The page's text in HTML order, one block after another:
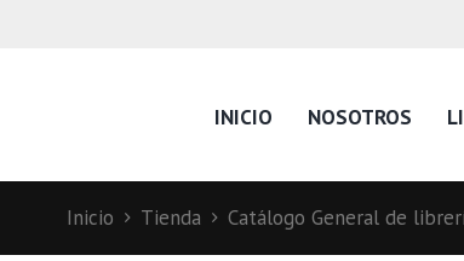
INICIO NOSOTROS
Inicio Tienda Catálogo General de